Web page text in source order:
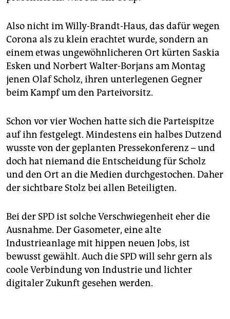
Also nicht im Willy-Brandt-Haus, das dafür wegen
Corona als zu klein erachtet wurde, sondern an
einem etwas ungewöhnlicheren Ort kürten Saskia
Esken und Norbert Walter-Borjans am Montag
jenen Olaf Scholz, ihren unterlegenen Gegner
beim Kampf um den Parteivorsitz.
Schon vor vier Wochen hatte sich die Parteispitze
auf ihn festgelegt. Mindestens ein halbes Dutzend
wusste von der geplanten Pressekonferenz – und
doch hat niemand die Entscheidung für Scholz
und den Ort an die Medien durchgestochen. Daher
der sichtbare Stolz bei allen Beteiligten.
Bei der SPD ist solche Verschwiegenheit eher die
Ausnahme. Der Gasometer, eine alte
Industrieanlage mit hippen neuen Jobs, ist
bewusst gewählt. Auch die SPD will sehr gern als
coole Verbindung von Industrie und lichter
digitaler Zukunft gesehen werden.